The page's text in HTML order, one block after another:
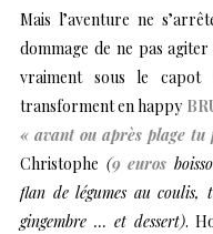
Mais l’aventure ne
dommage de ne pas
vraiment sous le capot
transforment en happy
« avant ou après plage tu
Christophe (9 euros
flan de légumes au coulis,
gingembre … et dessert).